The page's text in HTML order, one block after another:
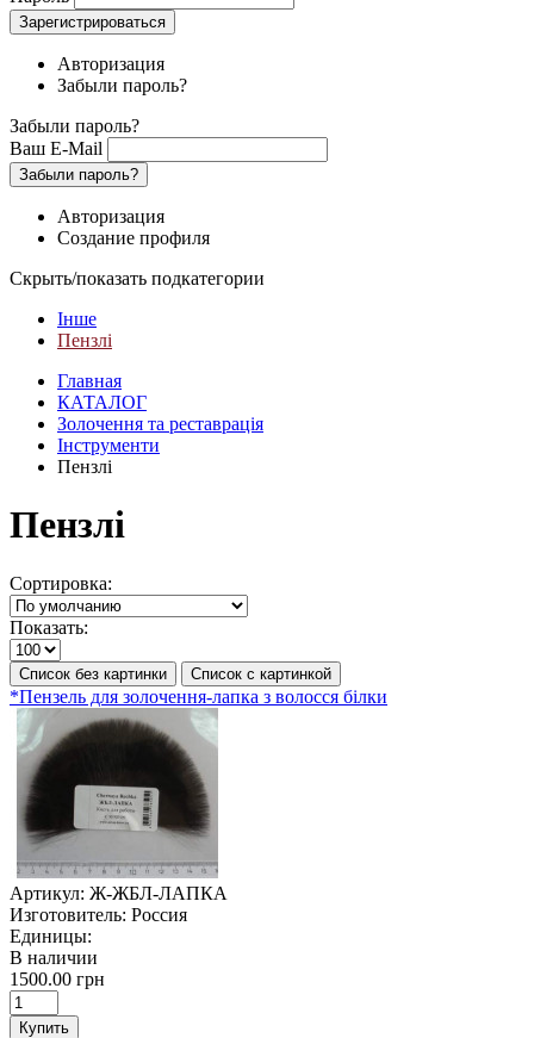
Зарегистрироваться
Авторизация
Забыли пароль?
Забыли пароль?
Ваш E-Mail
Забыли пароль?
Авторизация
Создание профиля
Скрыть/показать подкатегории
Інше
Пензлі
Главная
КАТАЛОГ
Золочення та реставрація
Інструменти
Пензлі
Пензлі
Сортировка:
Показать:
Список без картинки Список с картинкой
*Пензель для золочення-лапка з волосся білки
Артикул: Ж-ЖБЛ-ЛАПКА
Изготовитель: Россия
Единицы:
В наличии
1500.00 грн
Купить